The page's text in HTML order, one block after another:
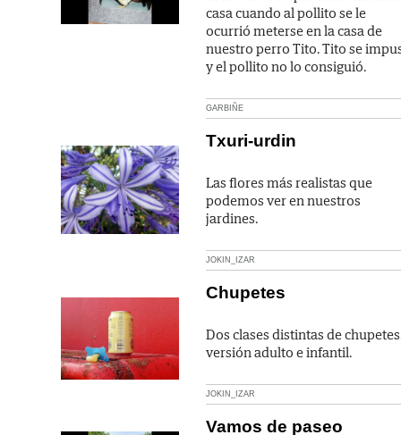
casa cuando al pollito se le
ocurrió meterse en la casa de
nuestro perro Tito. Tito se
y el pollito no lo consiguió.
GARBIÑE
Txuri-urdin
Las flores más realistas que
podemos ver en nuestros
jardines.
JOKIN_IZAR
Chupetes
Dos clases distintas de
versión adulto e infantil.
JOKIN_IZAR
Vamos de paseo